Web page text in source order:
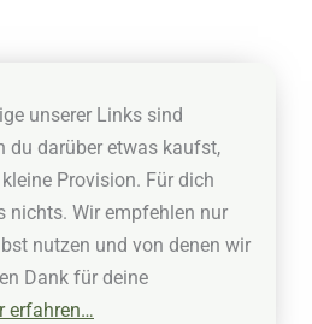
unserer Links sind
du darüber etwas kaufst,
Provision. Für dich
nichts. Wir empfehlen nur
nutzen und von denen wir
Dank für deine
erfahren…